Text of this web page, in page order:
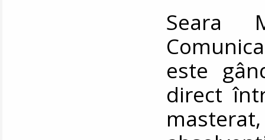
Seara
este
direct